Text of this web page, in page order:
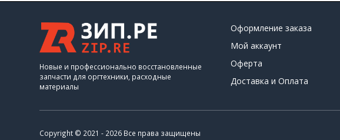
Новые и профессионально восстановленные
запчасти для оргтехники, расходные
материалы
Оформление заказа
Мой аккаунт
Оферта
Доставка и Оплата
Copyright © 2021 - 2026 Все права защищены